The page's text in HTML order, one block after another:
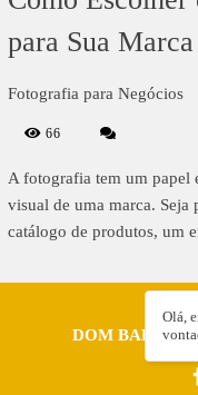
para Sua
Fotografia para Negócios
66
A fotografia tem um papel
visual de uma marca.
catálogo de produtos, um
DOM
Olá,